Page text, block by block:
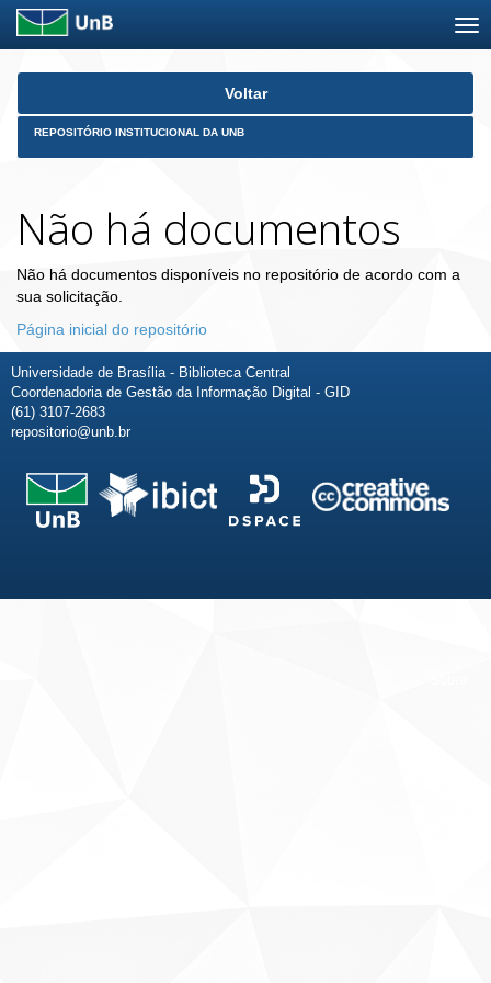
Skip
Voltar
REPOSITÓRIO INSTITUCIONAL DA UNB
Não há documentos
Não há documentos disponíveis no repositório de acordo com a
sua solicitação.
Página inicial do repositório
Universidade de Brasília - Biblioteca Central
Coordenadoria de Gestão da Informação Digital - GID
(61) 3107-2683
repositorio@unb.br